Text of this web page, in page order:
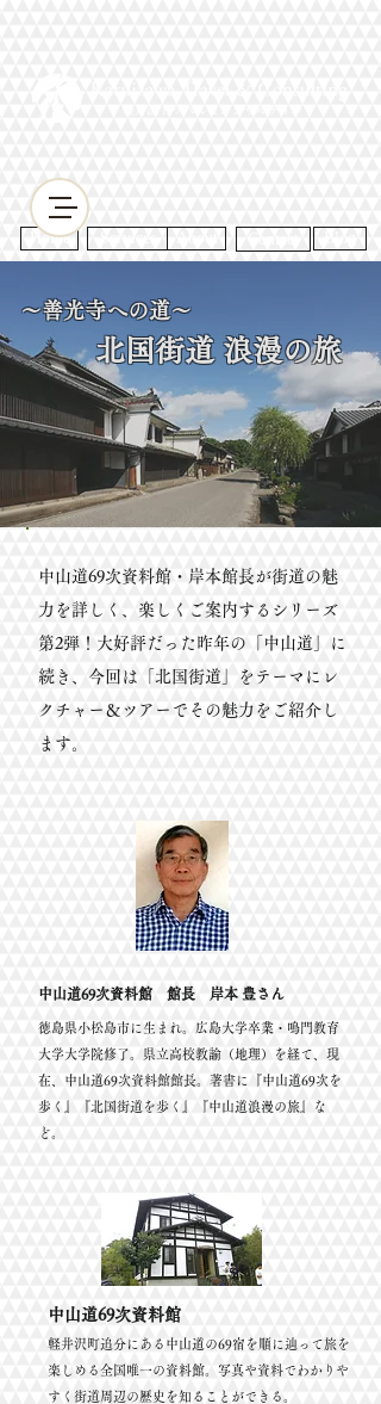
Home
北国街道 浪漫の旅
～善光寺への道～
中山道69次資料館・岸本館長が街道の魅
力を詳しく、楽しくご案内するシリーズ
第2弾！大好評だった昨年の「中山道」に
続き、今回は「北国街道」をテーマにレ
クチャー＆ツアーでその魅力をご紹介し
ます。
中山道69次資料館 館長 岸本 豊さん
徳島県小松島市に生まれ。広島大学卒業・鳴門教育
大学大学院修了。県立高校教諭（地理）を経て、現
在、中山道69次資料館館長。著書に『中山道69次を
歩く』『北国街道を歩く』『中山道浪漫の旅』な
ど。
中山道69次資料館
軽井沢町追分にある中山道の69宿を順に辿って旅を
楽しめる全国唯一の資料館。写真や資料でわかりや
すく街道周辺の歴史を知ることができる。